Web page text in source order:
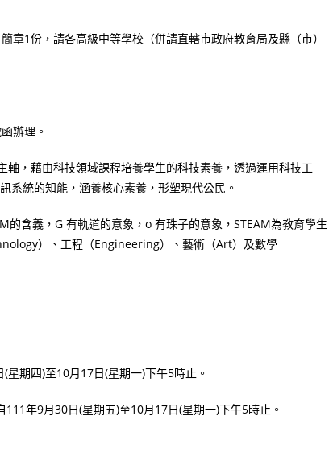
章1份，請各高級中等學校（併請直轄市政府教育局及縣（市）
辦理。
，藉由科技領域課程培養學生的科技素養，透過運用科技工
系統的知能，涵養核心素養，形塑現代公民。
含義，G 有軌道的意象，o 有珠子的意象，STEAM為教育學生
）、工程（Engineering）、藝術（Art）及數學
期四)至10月17日(星期一)下午5時止。
年9月30日(星期五)至10月17日(星期一)下午5時止。